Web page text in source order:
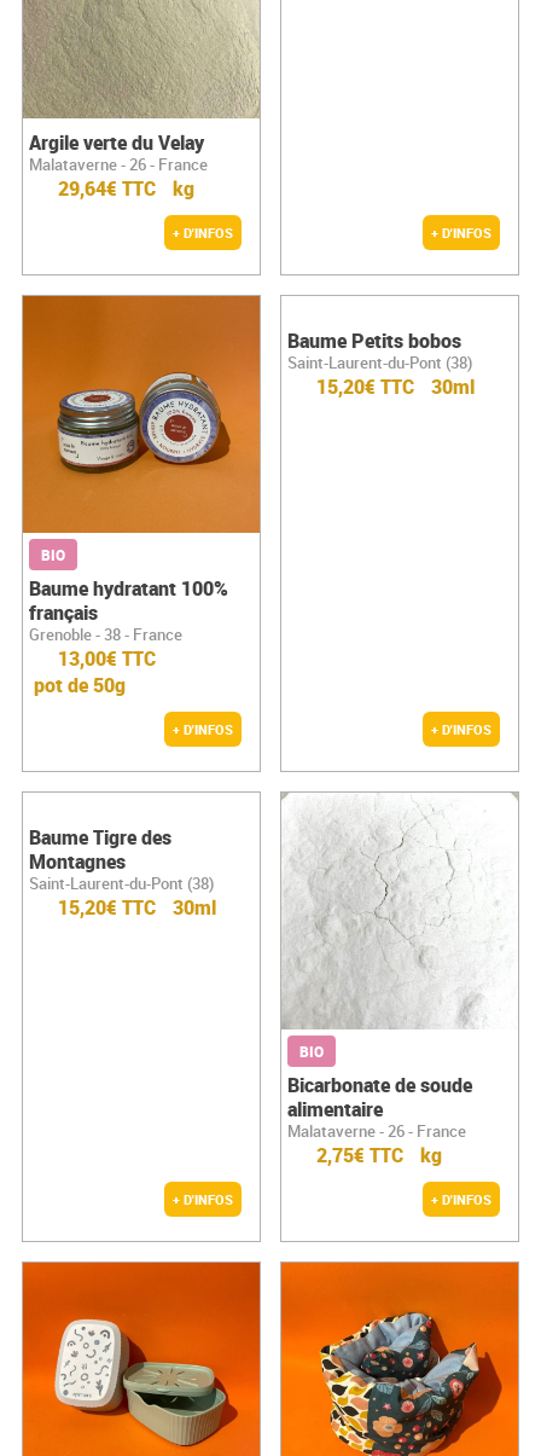
Argile verte du Velay
Malataverne - 26 - France
29,64€ TTC kg
+ D'INFOS + D'INFOS
BIO
Baume hydratant 100%
français
Grenoble - 38 - France
13,00€ TTC
pot de 50g
+ D'INFOS
Baume Petits bobos
Saint-Laurent-du-Pont (38)
15,20€ TTC 30ml
+ D'INFOS
Baume Tigre des
Montagnes
Saint-Laurent-du-Pont (38)
15,20€ TTC 30ml
+ D'INFOS
BIO
Bicarbonate de soude
alimentaire
Malataverne - 26 - France
2,75€ TTC kg
+ D'INFOS